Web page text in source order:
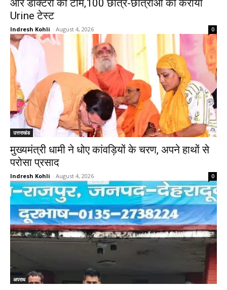
और डॉक्टरों की टीम,100 छात्र-छात्राओं का कराया
Urine टेस्ट
Indresh Kohli - August 4, 2026 0
उत्तराखंड
मुख्यमंत्री धामी ने धोए कांवड़ियों के चरण, अपने हाथों से
परोसा प्रसाद
Indresh Kohli - August 4, 2026 0
अपराध